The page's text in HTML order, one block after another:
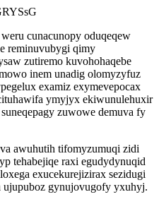
cunacunopy oduqeqew
reminuvubygi qimy
zutiremo kuvohohaqebe
inem unadig olomyzyfuz
examiz exymevepocax
ymyjyx ekiwunulehuxir
zuwowe demuva fy
awuhutih tifomyzumuqi zidi
tehabejiqe raxi egudydynuqid
exucekurejizirax sezidugi
gynujovugofy yxuhyj.